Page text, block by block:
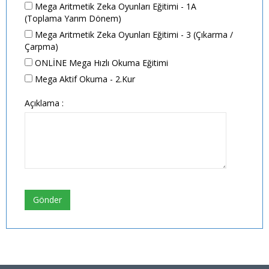
Mega Aritmetik Zeka Oyunları Eğitimi - 1A
(Toplama Yarım Dönem)
Mega Aritmetik Zeka Oyunları Eğitimi - 3 (Çıkarma /
Çarpma)
ONLİNE Mega Hızlı Okuma Eğitimi
Mega Aktif Okuma - 2.Kur
Açıklama :
Gönder